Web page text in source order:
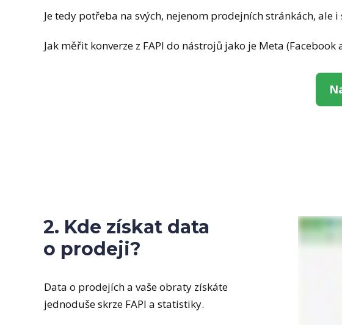
Je tedy potřeba na svých, nejenom prodejních stránkách, ale
Jak měřit konverze z FAPI do nástrojů jako je Meta
2. Kde získat data
o prodeji?
Data o prodejích a vaše obraty získáte
jednoduše skrze FAPI a statistiky.